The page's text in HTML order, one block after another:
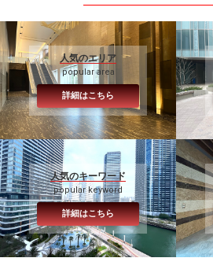
人気のエリア
popular area
詳細はこちら
人気のキーワード
popular keyword
詳細はこちら